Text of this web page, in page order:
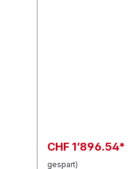
CHF 1’896.54*
gespart)